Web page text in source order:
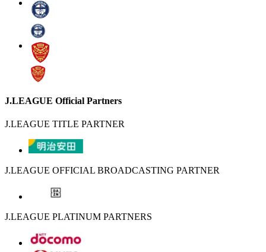
J.LEAGUE Official Partners
J.LEAGUE TITLE PARTNER
J.LEAGUE OFFICIAL BROADCASTING PARTNER
J.LEAGUE PLATINUM PARTNERS